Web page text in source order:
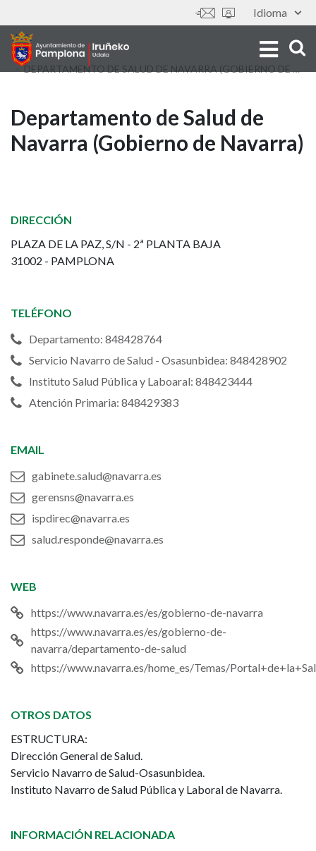
to
main
content
Idioma
Tools
Departamento
de
de
Navarra
(Gobierno
de
Navarra)
Departamento de Salud de
Navarra (Gobierno de Navarra)
DIRECCIÓN
PLAZA DE LA PAZ, S/N - 2ª PLANTA BAJA
31002 - PAMPLONA
TELÉFONO
Departamento: 848428764
Servicio Navarro de Salud - Osasunbidea: 848428902
Instituto Salud Pública y Laboaral: 848423444
Atención Primaria: 848429383
EMAIL
gabinete.salud@navarra.es
gerensns@navarra.es
ispdirec@navarra.es
salud.responde@navarra.es
WEB
https://www.navarra.es/es/gobierno-de-navarra
https://www.navarra.es/es/gobierno-de-
navarra/departamento-de-salud
https://www.navarra.es/home_es/Temas/
OTROS DATOS
ESTRUCTURA:
Dirección General de Salud.
Servicio Navarro de Salud-Osasunbidea.
Instituto Navarro de Salud Pública y Laboral de Navarra.
INFORMACIÓN RELACIONADA